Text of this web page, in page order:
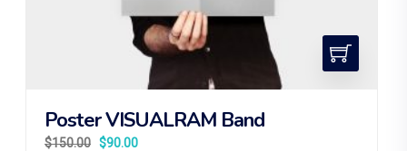
Poster VISUALRAM Band
$150.00 $90.00